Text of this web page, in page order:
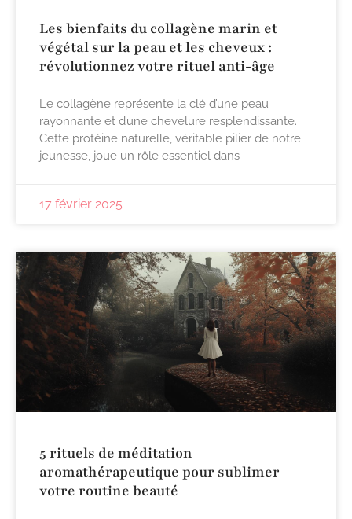
Les bienfaits du collagène marin et
végétal sur la peau et les cheveux :
révolutionnez votre rituel anti-âge
Le collagène représente la clé d’une peau
rayonnante et d’une chevelure resplendissante.
Cette protéine naturelle, véritable pilier de notre
jeunesse, joue un rôle essentiel dans
17 février 2025
5 rituels de méditation
aromathérapeutique pour sublimer
votre routine beauté